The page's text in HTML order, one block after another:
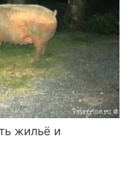
жильё и